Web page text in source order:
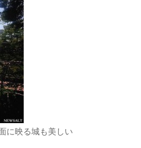
に映る城も美しい